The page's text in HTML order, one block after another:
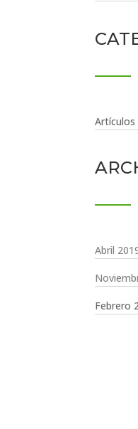
Artículos
Abril
Febrero